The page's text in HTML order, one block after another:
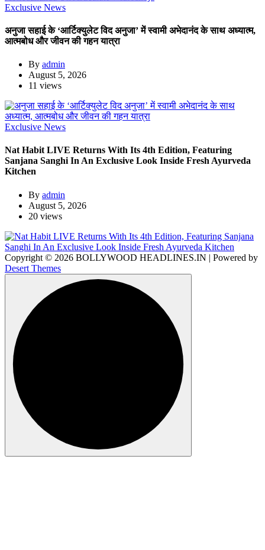
Exclusive News
अनुजा सहाई के ‘आर्टिक्युलेट विद अनुजा’ में स्वामी अभेदानंद के साथ अध्यात्म,
आत्मबोध और जीवन की गहन यात्रा
By admin
August 5, 2026
11 views
Exclusive News
Nat Habit LIVE Returns With Its 4th Edition, Featuring
Sanjana Sanghi In An Exclusive Look Inside Fresh Ayurveda
Kitchen
By admin
August 5, 2026
20 views
Copyright © 2026 BOLLYWOOD HEADLINES.IN | Powered by
Desert Themes